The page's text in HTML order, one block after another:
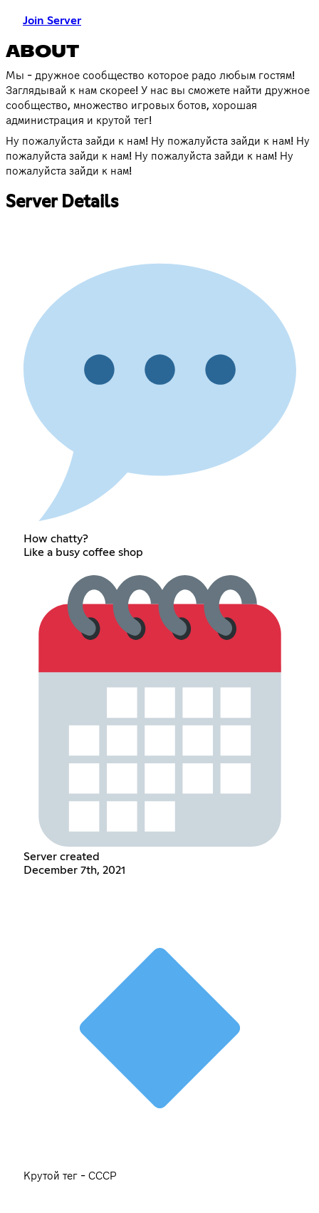
Join Server
ABOUT
Мы - дружное сообщество которое радо любым гостям!
Заглядывай к нам скорее! У нас вы сможете найти дружное
сообщество, множество игровых ботов, хорошая
администрация и крутой тег!
Ну пожалуйста зайди к нам! Ну пожалуйста зайди к нам! Ну
пожалуйста зайди к нам! Ну пожалуйста зайди к нам! Ну
пожалуйста зайди к нам!
Server Details
How chatty?
Like a busy coffee shop
Server created
December 7th, 2021
Крутой тег - СССР